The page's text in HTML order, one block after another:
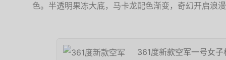
色。半透明果冻大底，马卡龙配色渐变，奇幻开启浪
361度新款空军一号女子